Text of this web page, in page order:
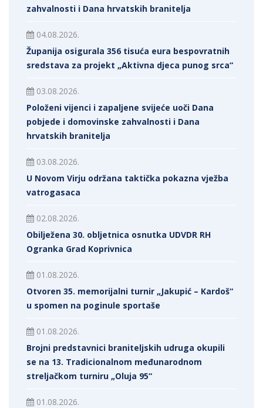
zahvalnosti i Dana hrvatskih branitelja
04.08.2026.
Županija osigurala 356 tisuća eura bespovratnih
sredstava za projekt „Aktivna djeca punog srca“
03.08.2026.
Položeni vijenci i zapaljene svijeće uoči Dana
pobjede i domovinske zahvalnosti i Dana
hrvatskih branitelja
03.08.2026.
U Novom Virju održana taktička pokazna vježba
vatrogasaca
02.08.2026.
Obilježena 30. obljetnica osnutka UDVDR RH
Ogranka Grad Koprivnica
01.08.2026.
Otvoren 35. memorijalni turnir „Jakupić – Kardoš“
u spomen na poginule sportaše
01.08.2026.
Brojni predstavnici braniteljskih udruga okupili
se na 13. Tradicionalnom međunarodnom
streljačkom turniru „Oluja 95“
01.08.2026.